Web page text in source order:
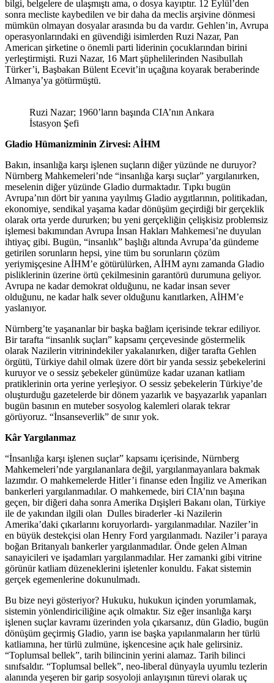
bilgi, belgelere de ulaşmıştı ama, o dosya kayıptır. 12 Eylül’den
sonra mecliste kaybedilen ve bir daha da meclis arşivine dönmesi
mümkün olmayan dosyalar arasında bu da vardır. Gehlen’in, Avrupa
operasyonlarındaki en güvendiği isimlerden Ruzi Nazar, Pan
American şirketine o önemli parti liderinin çocuklarından birini
yerleştirmişti. Ruzi Nazar, 16 Mart şüphelilerinden Nasibullah
Türker’i, Başbakan Bülent Ecevit’in uçağına koyarak beraberinde
Almanya’ya götürmüştü.
Ruzi Nazar; 1960’ların başında CIA’nın Ankara
İstasyon Şefi
Gladio Hümanizminin Zirvesi: AİHM
Bakın, insanlığa karşı işlenen suçların diğer yüzünde ne duruyor?
Nürnberg Mahkemeleri’nde “insanlığa karşı suçlar” yargılanırken,
meselenin diğer yüzünde Gladio durmaktadır. Tıpkı bugün
Avrupa’nın dört bir yanına yayılmış Gladio aygıtlarının, politikadan,
ekonomiye, sendikal yaşama kadar dönüşüm geçirdiği bir gerçeklik
olarak orta yerde dururken; bu yeni gerçekliğin çelişkisiz problemsiz
işlemesi bakımından Avrupa İnsan Hakları Mahkemesi’ne duyulan
ihtiyaç gibi. Bugün, “insanlık” başlığı altında Avrupa’da gündeme
getirilen sorunların hepsi, yine tüm bu sorunların çözüm
yeriymişçesine AİHM’e götürülürken, AİHM aynı zamanda Gladio
pisliklerinin üzerine örtü çekilmesinin garantörü durumuna geliyor.
Avrupa ne kadar demokrat olduğunu, ne kadar insan sever
olduğunu, ne kadar halk sever olduğunu kanıtlarken, AİHM’e
yaslanıyor.
Nürnberg’te yaşananlar bir başka bağlam içerisinde tekrar ediliyor.
Bir tarafta “insanlık suçları” kapsamı çerçevesinde göstermelik
olarak Nazilerin vitrinindekiler yakalanırken, diğer tarafta Gehlen
örgütü, Türkiye dahil olmak üzere dört bir yanda sessiz şebekelerini
kuruyor ve o sessiz şebekeler günümüze kadar uzanan katliam
pratiklerinin orta yerine yerleşiyor. O sessiz şebekelerin Türkiye’de
oluşturduğu gazetelerde bir dönem yazarlık ve başyazarlık yapanları
bugün basının en muteber sosyolog kalemleri olarak tekrar
görüyoruz. “İnsanseverlik” de sınır yok.
Kâr Yargılanmaz
“İnsanlığa karşı işlenen suçlar” kapsamı içerisinde, Nürnberg
Mahkemeleri’nde yargılananlara değil, yargılanmayanlara bakmak
lazımdır. O mahkemelerde Hitler’i finanse eden İngiliz ve Amerikan
bankerleri yargılanmadılar. O mahkemede, biri CIA’nın başına
geçen, bir diğeri daha sonra Amerika Dışişleri Bakanı olan, Türkiye
ile de yakından ilgili olan Dulles biraderler -ki Nazilerin
Amerika’daki çıkarlarını koruyorlardı- yargılanmadılar. Naziler’in
en büyük destekçisi olan Henry Ford yargılanmadı. Naziler’i paraya
boğan Britanyalı bankerler yargılanmadılar. Önde gelen Alman
sanayicileri ve işadamları yargılanmadılar. Her zamanki gibi vitrine
görünür katliam düzeneklerini işletenler konuldu. Fakat sistemin
gerçek egemenlerine dokunulmadı.
Bu bize neyi gösteriyor? Hukuku, hukukun içinden yorumlamak,
sistemin yönlendiriciliğine açık olmaktır. Siz eğer insanlığa karşı
işlenen suçlar kavramı üzerinden yola çıkarsanız, dün Gladio, bugün
dönüşüm geçirmiş Gladio, yarın ise başka yapılanmaların her türlü
katliamına, her türlü zulmüne, işkencesine açık hale gelirsiniz.
“Toplumsal bellek”, tarih bilincinin yerini alamaz. Tarih bilinci
sınıfsaldır. “Toplumsal bellek”, neo-liberal dünyayla uyumlu tezlerin
alanında yeşeren bir garip sosyoloji anlayışının türevi olarak uç